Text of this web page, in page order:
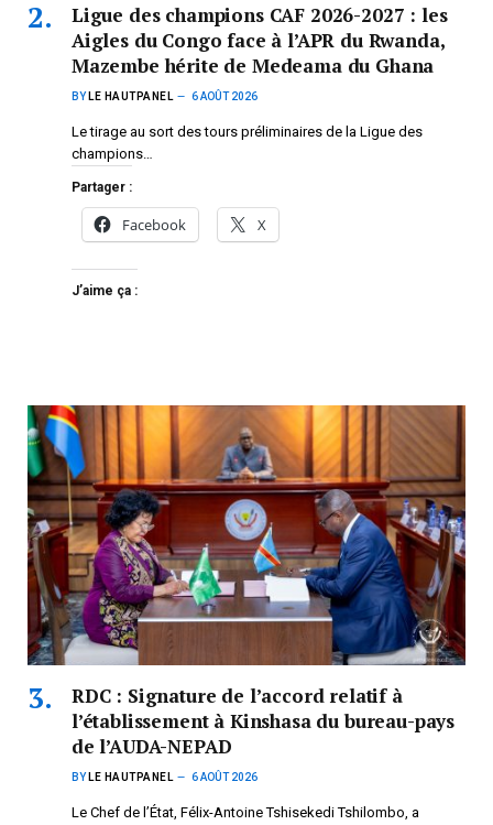
Ligue des champions CAF 2026-2027 : les
Aigles du Congo face à l’APR du Rwanda,
Mazembe hérite de Medeama du Ghana
BY LE HAUTPANEL 6 AOÛT 2026
Le tirage au sort des tours préliminaires de la Ligue des
champions…
Partager :
Facebook X
J’aime ça :
RDC : Signature de l’accord relatif à
l’établissement à Kinshasa du bureau-pays
de l’AUDA-NEPAD
BY LE HAUTPANEL 6 AOÛT 2026
Le Chef de l’État, Félix-Antoine Tshisekedi Tshilombo, a